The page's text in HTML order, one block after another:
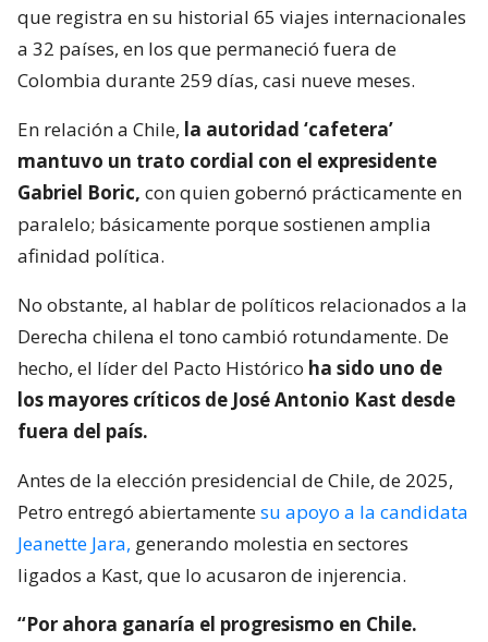
que registra en su historial 65 viajes internacionales
a 32 países, en los que permaneció fuera de
Colombia durante 259 días, casi nueve meses.
En relación a Chile, la autoridad ‘cafetera’
mantuvo un trato cordial con el expresidente
Gabriel Boric, con quien gobernó prácticamente en
paralelo; básicamente porque sostienen amplia
afinidad política.
No obstante, al hablar de políticos relacionados a la
Derecha chilena el tono cambió rotundamente. De
hecho, el líder del Pacto Histórico ha sido uno de
los mayores críticos de José Antonio Kast desde
fuera del país.
Antes de la elección presidencial de Chile, de 2025,
Petro entregó abiertamentesu apoyo a la candidata
Jeanette Jara, generando molestia en sectores
ligados a Kast, que lo acusaron de injerencia.
“Por ahora ganaría el progresismo en Chile.